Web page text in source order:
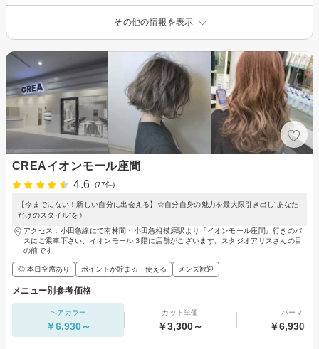
その他の情報を表示
CREAイオンモール座間
4.6
(77件)
【今までにない！新しい自分に出会える】☆自分自身の魅力を最大限引き出し“あなた
だけのスタイル”を♪
アクセス：小田急線にて南林間・小田急相模原駅より『イオンモール座間』行きのバ
スにご乗車下さい、イオンモール３階に店舗がございます。スタジオアリスさんの目
の前です
◎ 本日空席あり ポイントが貯まる・使える メンズ歓迎
メニュー別参考価格
ヘアカラー
￥6,930～
カット単価
￥3,300～
パーマ
￥6,930～